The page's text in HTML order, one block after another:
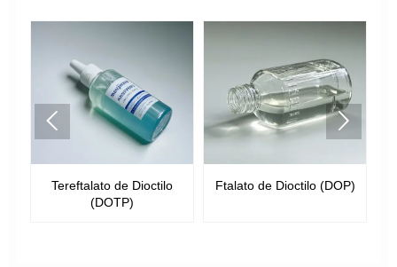
Tereftalato de Dioctilo
(DOTP)
Ftalato de Dioctilo (DOP)
 